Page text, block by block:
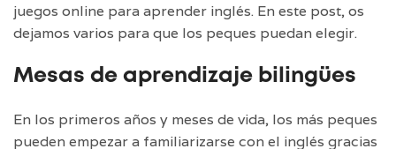
juegos online para aprender inglés. En este post, os
dejamos varios para que los peques puedan elegir.
Mesas de aprendizaje bilingües
En los primeros años y meses de vida, los más peques
pueden empezar a familiarizarse con el inglés gracias